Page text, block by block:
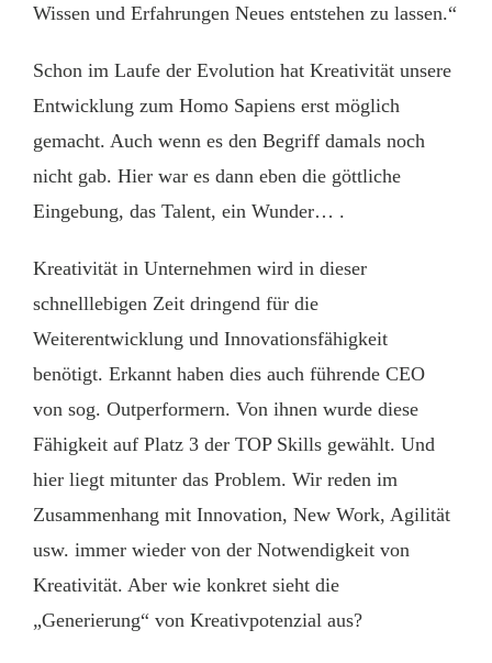
Wissen und Erfahrungen Neues entstehen zu lassen.“
Schon im Laufe der Evolution hat Kreativität unsere
Entwicklung zum Homo Sapiens erst möglich
gemacht. Auch wenn es den Begriff damals noch
nicht gab. Hier war es dann eben die göttliche
Eingebung, das Talent, ein Wunder… .
Kreativität in Unternehmen wird in dieser
schnelllebigen Zeit dringend für die
Weiterentwicklung und Innovationsfähigkeit
benötigt. Erkannt haben dies auch führende CEO
von sog. Outperformern. Von ihnen wurde diese
Fähigkeit auf Platz 3 der TOP Skills gewählt. Und
hier liegt mitunter das Problem. Wir reden im
Zusammenhang mit Innovation, New Work, Agilität
usw. immer wieder von der Notwendigkeit von
Kreativität. Aber wie konkret sieht die
„Generierung“ von Kreativpotenzial aus?